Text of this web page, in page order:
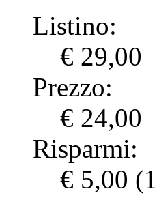
Listino:
€ 29,00
Prezzo:
€ 24,00
Risparmi:
€ 5,00